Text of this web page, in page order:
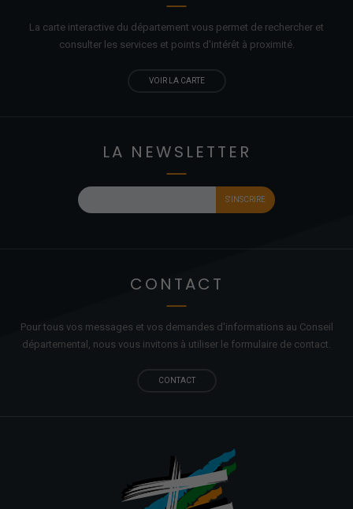
La carte interactive du département vous permet de rechercher et
consulter les services et points d'intérêt à proximité.
VOIR LA CARTE
LA NEWSLETTER
CONTACT
Pour tous vos messages et vos demandes d'informations au Conseil
départemental, nous vous invitons à utiliser le formulaire de contact.
CONTACT